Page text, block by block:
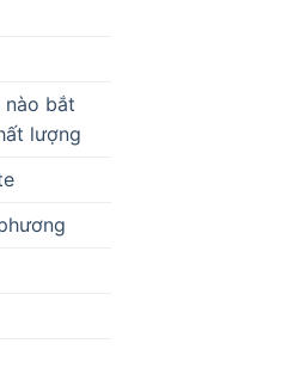
nào bắt
lượng